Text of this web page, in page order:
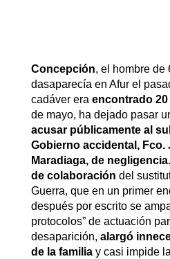
Concepción, el hombre de
dasaparecía en Afur el
cadáver era encontrado
de mayo, ha dejado pasar
acusar públicamente al
Gobierno accidental, Fco.
Maradiaga, de negligencia.
de colaboración del
Guerra, que en un primer
después por escrito se
protocolos” de actuación
desaparición, alargó
de la familiay casi impide